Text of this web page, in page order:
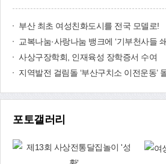
‘내가 구청장이다’ 제안 공모 등을 시행키
명예 구청장’이 된 직원은 최종 결재 이전
청장’이라면 어떻게 처리하겠다는 의견을
사업장 방문 시 구청장과 동행하여 자신의
이다.홀수 달 넷째 주 금요일엔 부서별로 1
장, 각종 공사장에서 해당 부서장의 브리핑
또 매월 셋째 월요일 간부회의에 실·과장을
과 아이디어를 발표한 후 구청장과 의견을
아울러 ‘내가 구청장’이라면 올해 이것만
부산 최초 여성친화도시를 전국 모델로!
교복나눔·사랑나눔 뱅크에 ‘기부천사들
사상구장학회, 인재육성 장학증서 수여
지역발전 걸림돌 ‘부산구치소 이전운동’
포토갤러리